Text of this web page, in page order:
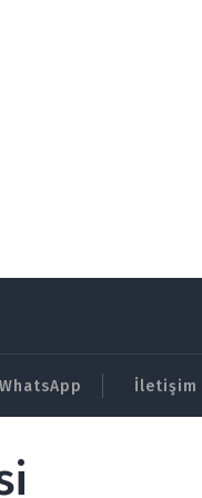
WhatsApp İletişim